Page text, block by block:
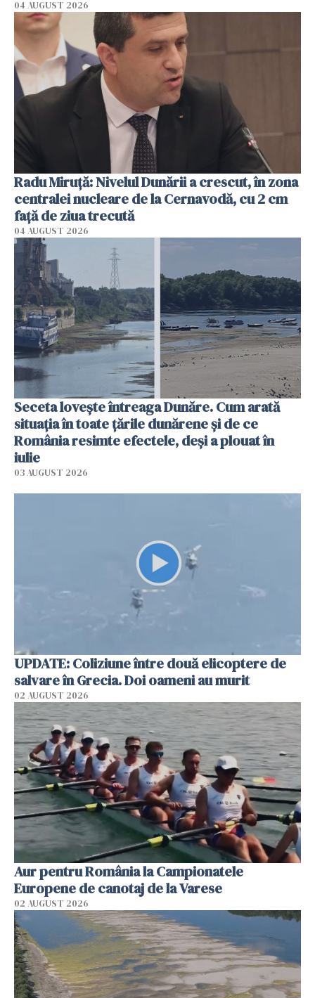
04 AUGUST 2026
Radu Miruţă: Nivelul Dunării a crescut, în zona
centralei nucleare de la Cernavodă, cu 2 cm
faţă de ziua trecută
04 AUGUST 2026
Seceta lovește întreaga Dunăre. Cum arată
situația în toate țările dunărene și de ce
România resimte efectele, deși a plouat în
iulie
03 AUGUST 2026
UPDATE: Coliziune între două elicoptere de
salvare în Grecia. Doi oameni au murit
02 AUGUST 2026
Aur pentru România la Campionatele
Europene de canotaj de la Varese
02 AUGUST 2026